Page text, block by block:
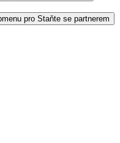
pro Staňte se partnerem